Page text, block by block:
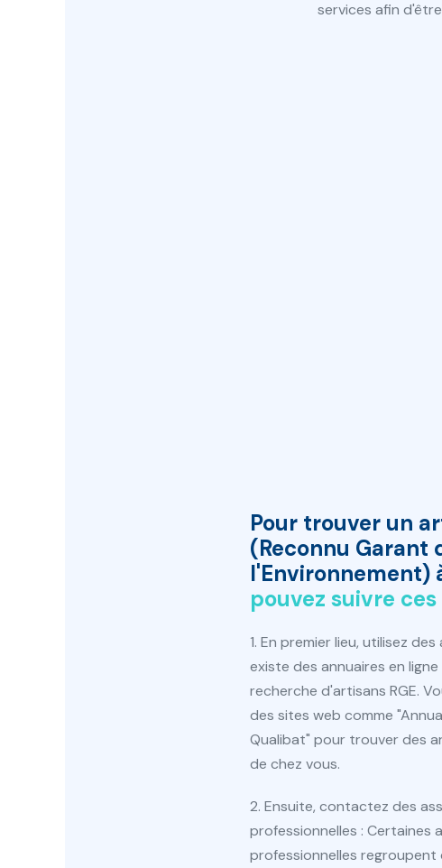
services afin
Pour trouver un
(Reconnu Garant
l'Environnement)
pouvez suivre
1. En premier lieu, utilisez des
existe des annuaires en
recherche d'artisans RGE.
des sites web comme
Qualibat" pour trouver des
de chez vous.
2. Ensuite, contactez des
professionnelles : Certaines
professionnelles regroupent